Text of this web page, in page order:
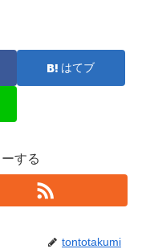
はてブ
する
tontotakumi